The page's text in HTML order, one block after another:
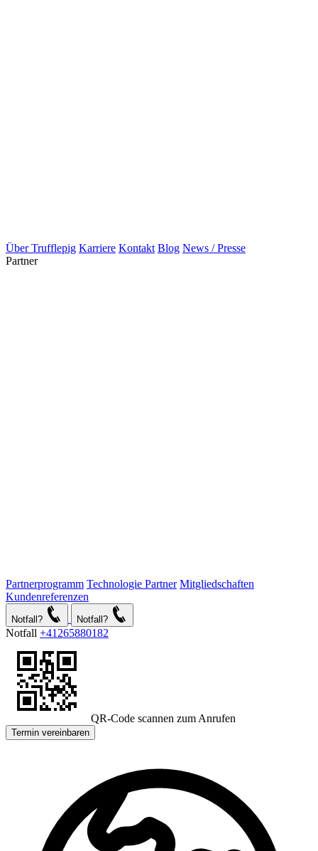
Über Trufflepig Karriere Kontakt Blog News / Presse
Partner
Partnerprogramm Technologie Partner Mitgliedschaften
Kundenreferenzen
Notfall? Notfall?
Notfall +41265880182
QR-Code scannen zum Anrufen
Termin vereinbaren